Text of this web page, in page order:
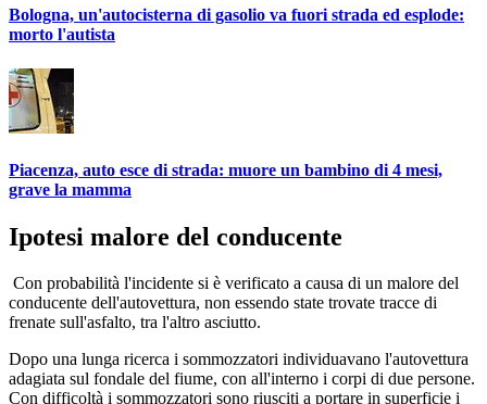
Bologna, un'autocisterna di gasolio va fuori strada ed esplode:
morto l'autista
Piacenza, auto esce di strada: muore un bambino di 4 mesi,
grave la mamma
Ipotesi malore del conducente
Con probabilità l'incidente si è verificato a causa di un malore del
conducente dell'autovettura, non essendo state trovate tracce di
frenate sull'asfalto, tra l'altro asciutto.
Dopo una lunga ricerca i sommozzatori individuavano l'autovettura
adagiata sul fondale del fiume, con all'interno i corpi di due persone.
Con difficoltà i sommozzatori sono riusciti a portare in superficie i